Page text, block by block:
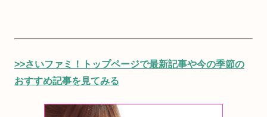
>>さいファミ！トップページで最新記事や今の季節の
おすすめ記事を見てみる